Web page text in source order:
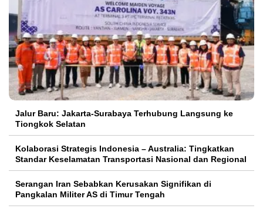
Jalur Baru: Jakarta-Surabaya Terhubung Langsung ke
Tiongkok Selatan
Kolaborasi Strategis Indonesia – Australia: Tingkatkan
Standar Keselamatan Transportasi Nasional dan Regional
Serangan Iran Sebabkan Kerusakan Signifikan di
Pangkalan Militer AS di Timur Tengah